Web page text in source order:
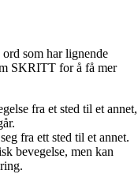
som har lignende
SKRITT for å få mer
fra et sted til et annet,
fra ett sted til et annet.
bevegelse, men kan